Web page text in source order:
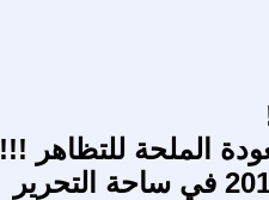
الملحة للتظاهر !!!
ليكن الموعد الجديد في 9/9/ 2011 في ساحة التحرير